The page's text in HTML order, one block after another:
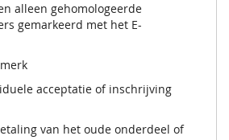
alleen gehomologeerde
gemarkeerd met het E-
acceptatie of inschrijving
van het oude onderdeel of